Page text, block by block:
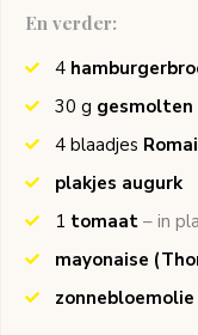
En verder:
4
30 g
4 blaadjes
plakjes augurk
1 tomaat – in
mayonaise
zonnebloemolie